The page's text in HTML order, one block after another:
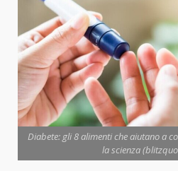
Diabete: gli 8 alimenti che aiutano a
la scienza